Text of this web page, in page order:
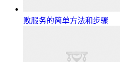
败服务的简单方法和步骤